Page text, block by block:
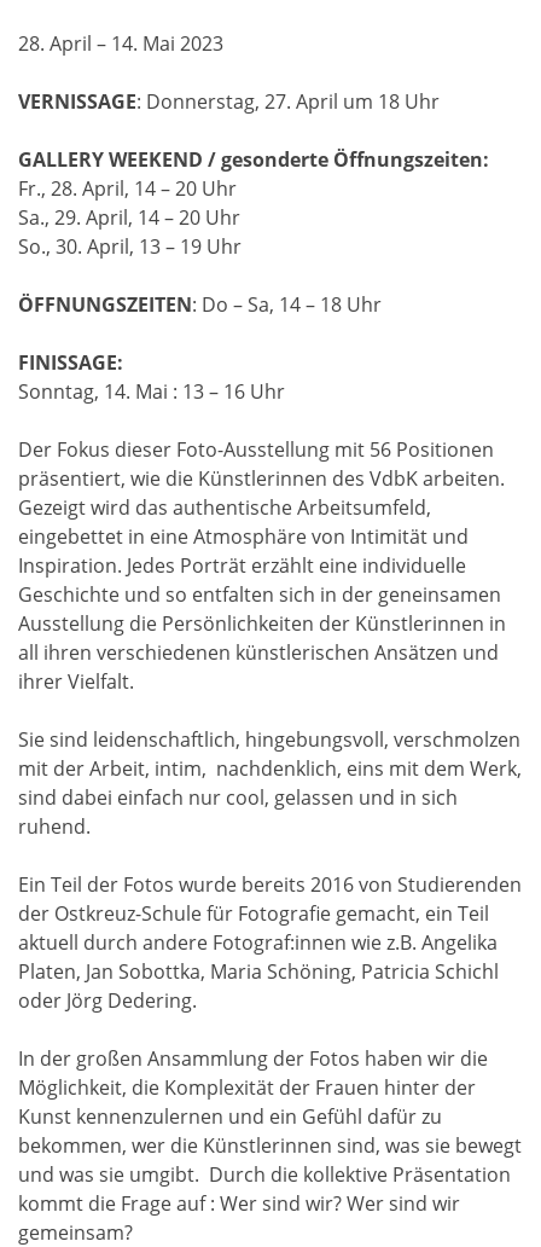
28. April – 14. Mai 2023
VERNISSAGE: Donnerstag, 27. April um 18 Uhr
GALLERY WEEKEND / gesonderte Öffnungszeiten:
Fr., 28. April, 14 – 20 Uhr
Sa., 29. April, 14 – 20 Uhr
So., 30. April, 13 – 19 Uhr
ÖFFNUNGSZEITEN: Do – Sa, 14 – 18 Uhr
FINISSAGE:
Sonntag, 14. Mai : 13 – 16 Uhr
Der Fokus dieser Foto-Ausstellung mit 56 Positionen
präsentiert, wie die Künstlerinnen des VdbK arbeiten.
Gezeigt wird das authentische Arbeitsumfeld,
eingebettet in eine Atmosphäre von Intimität und
Inspiration. Jedes Porträt erzählt eine individuelle
Geschichte und so entfalten sich in der geneinsamen
Ausstellung die Persönlichkeiten der Künstlerinnen in
all ihren verschiedenen künstlerischen Ansätzen und
ihrer Vielfalt.
Sie sind leidenschaftlich, hingebungsvoll, verschmolzen
mit der Arbeit, intim, nachdenklich, eins mit dem Werk,
sind dabei einfach nur cool, gelassen und in sich
ruhend.
Ein Teil der Fotos wurde bereits 2016 von Studierenden
der Ostkreuz-Schule für Fotografie gemacht, ein Teil
aktuell durch andere Fotograf:innen wie z.B. Angelika
Platen, Jan Sobottka, Maria Schöning, Patricia Schichl
oder Jörg Dedering.
In der großen Ansammlung der Fotos haben wir die
Möglichkeit, die Komplexität der Frauen hinter der
Kunst kennenzulernen und ein Gefühl dafür zu
bekommen, wer die Künstlerinnen sind, was sie bewegt
und was sie umgibt. Durch die kollektive Präsentation
kommt die Frage auf : Wer sind wir? Wer sind wir
gemeinsam?